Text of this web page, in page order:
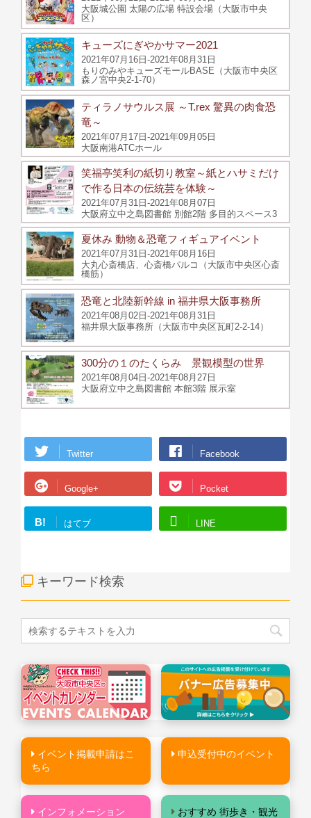
大阪城公園 太陽の広場 特設会場（大阪市中央
区）
キューズにぎやかサマー2021
2021年07月16日-2021年08月31日
もりのみやキューズモールBASE（大阪市中央区
森ノ宮中央2-1-70）
ティラノサウルス展 ～T.rex 驚異の肉食恐
竜～
2021年07月17日-2021年09月05日
大阪南港ATCホール
笑福亭笑利の紙切り教室～紙とハサミだけ
で作る日本の伝統芸を体験～
2021年07月31日-2021年08月07日
大阪府立中之島図書館 別館2階 多目的スペース3
夏休み 動物＆恐竜フィギュアイベント
2021年07月31日-2021年08月16日
大丸心斎橋店、心斎橋パルコ（大阪市中央区心斎
橋筋）
恐竜と北陸新幹線 in 福井県大阪事務所
2021年08月02日-2021年08月31日
福井県大阪事務所（大阪市中央区瓦町2-2-14）
300分の１のたくらみ 景観模型の世界
2021年08月04日-2021年08月27日
大阪府立中之島図書館 本館3階 展示室
Twitter Facebook
Google+ Pocket
B! はてブ LINE
キーワード検索
イベント掲載申請はこ
ちら
申込受付中のイベント
インフォメーション
おすすめ 街歩き・観光